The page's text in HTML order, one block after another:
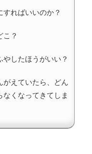
すればいいのか？
こ？
やしたほうがいい？
がえていたら、どん
なくなってきてしま